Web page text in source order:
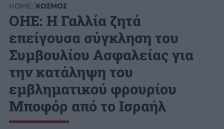
HOME ΚΟΣΜΟΣ
ΟΗΕ: Η Γαλλία ζητά
επείγουσα σύγκληση του
Συμβουλίου Ασφαλείας για
την κατάληψη του
εμβληματικού φρουρίου
Μποφόρ από το Ισραήλ